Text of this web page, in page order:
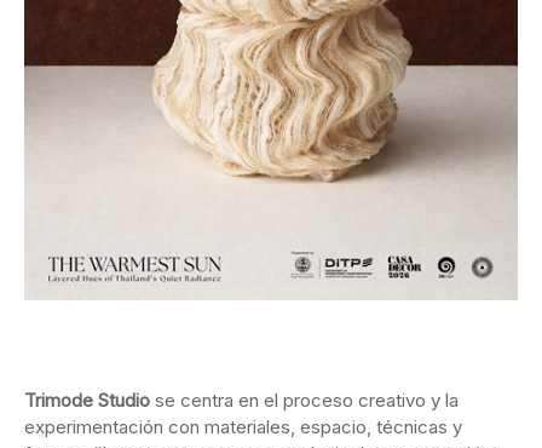
Trimode Studio se centra en el proceso creativo y la
experimentación con materiales, espacio, técnicas y